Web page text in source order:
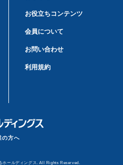
お役立ちコンテンツ
会員について
お問い合わせ
利用規約
の方へ
ールディングス. All Rights Reserved.